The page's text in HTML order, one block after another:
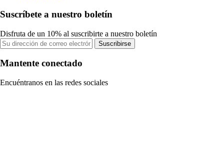
Suscríbete a nuestro boletín
Disfruta de un 10% al suscribirte a nuestro boletín
Suscribirse
Mantente conectado
Encuéntranos en las redes sociales